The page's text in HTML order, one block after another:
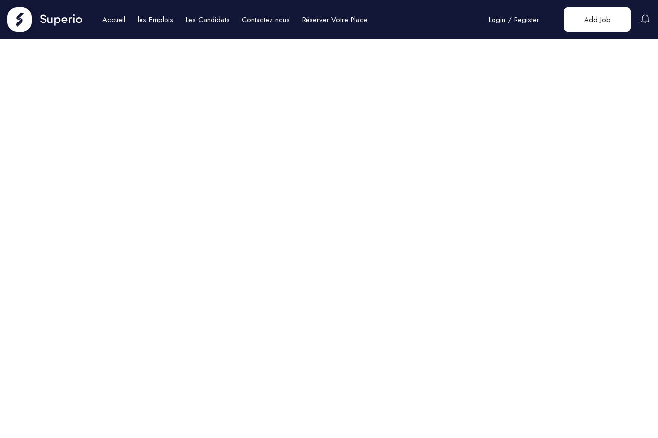
Accueil les Emplois Les Candidats Contactez nous Réserver Votre Place Login / Register Add Job